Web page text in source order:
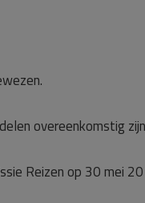
overeenkomstig
Reizen op 30 mei